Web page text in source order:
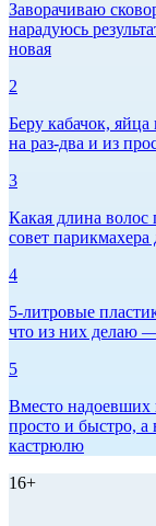
Заворачиваю
нарадуюсь
новая
2
Беру кабачок,
на раз-два и из
3
Какая длина волос
совет
4
5-литровые
что из них делаю
5
Вместо надоевших
просто и быстро, а
кастрюлю
16+